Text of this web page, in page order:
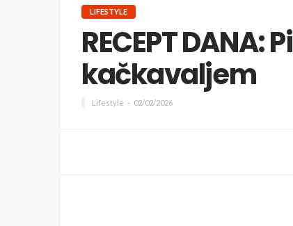
LIFESTYLE
RECEPT
kačkavaljem
Lifestyle 02/02/2026